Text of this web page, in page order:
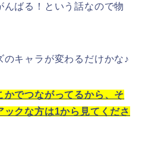
ばる！という話なので物
キャラが変わるだけかな♪
かでつながってるから、そ
クな方は1から見てくださ